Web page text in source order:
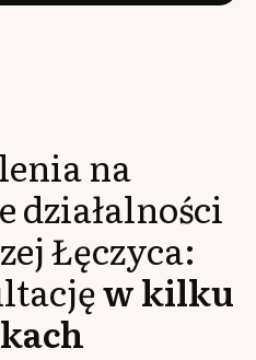
na
działalności
Łęczyca:
w kilku